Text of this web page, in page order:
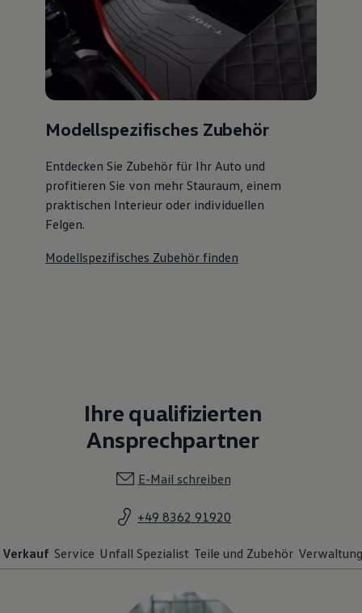
Modellspezifisches Zubehör
Entdecken Sie Zubehör für Ihr Auto und
profitieren Sie von mehr Stauraum, einem
praktischen Interieur oder individuellen
Felgen.
Modellspezifisches Zubehör finden
Ihre qualifizierten
Ansprechpartner
E-Mail schreiben
+49 8362 91920
Verkauf Service Unfall Spezialist Teile und Zubehör Verwaltung